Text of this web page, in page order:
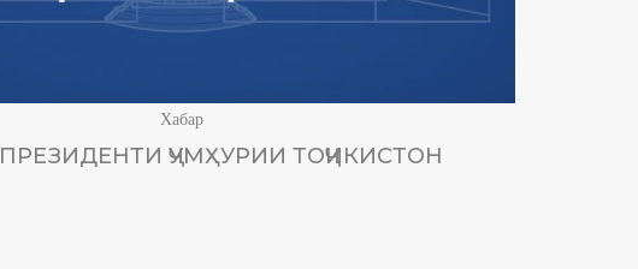
Хабар
ҶУМҲУРИИ ТОҶИКИСТОН